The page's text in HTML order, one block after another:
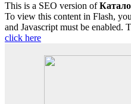
This is a SEO version of
To view this content in Flash,
and Javascript must be enabled.
click here